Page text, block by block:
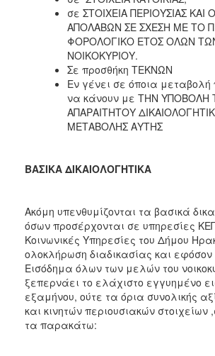
σε ΣΤΟΙΧΕΙΑ ΠΕΡΙΟΥΣΙΑΣ
ΑΠΟΛΑΒΩΝ ΣΕ ΣΧΕΣΗ ΜΕ ΤΟ
ΦΟΡΟΛΟΓΙΚΟ ΕΤΟΣ ΟΛΩΝ
ΝΟΙΚΟΚΥΡΙΟΥ.
Σε προσθήκη ΤΕΚΝΩΝ
Εν γένει σε όποια μεταβολή
να κάνουν με ΤΗΝ ΥΠΟΒΟΛΗ
ΑΠΑΡΑΙΤΗΤΟΥ
ΜΕΤΑΒΟΛΗΣ ΑΥΤΗΣ
ΒΑΣΙΚΑ ΔΙΚΑΙΟΛΟΓΗΤΙΚΑ
Ακόμη υπενθυμίζονται τα βασικά
όσων προσέρχονται σε υπηρεσίες
Κοινωνικές Υπηρεσίες του Δήμου
ολοκλήρωση διαδικασίας και εφόσον
Εισόδημα όλων των μελών του
ξεπερνάει το ελάχιστο εγγυημένο
εξαμήνου, ούτε τα όρια συνολικής
και κινητών περιουσιακών
τα παρακάτω: